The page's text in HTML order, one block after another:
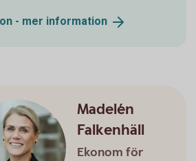
- mer information
Madelén
Falkenhäll
Ekonom för